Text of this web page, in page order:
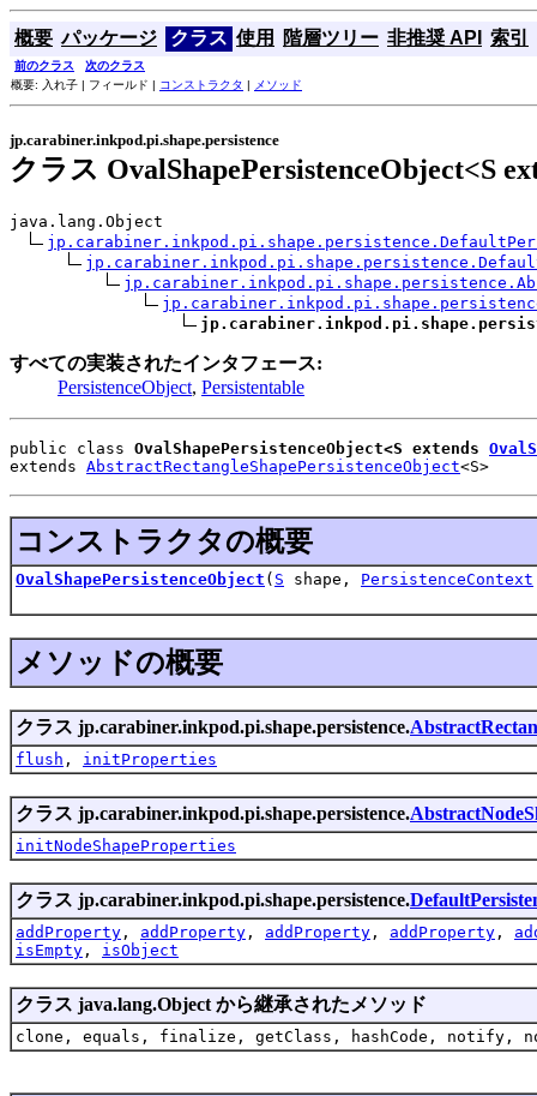
概要 パッケージ クラス 使用 階層ツリー 非推奨 API 索引
前のクラス
次のクラス
概要: 入れ子 | フィールド | コンストラクタ | メソッド
jp.carabiner.inkpod.pi.shape.persistence
クラス OvalShapePersistenceObject<S
java.lang.Object
すべての実装されたインタフェース:
PersistenceObject, Persistentable
public class OvalShapePersistenceObject<S extends
extends AbstractRectangleShapePersistenceObject<S>
コンストラクタの概要
OvalShapePersistenceObject ( S shape, PersistenceContext
メソッドの概要
クラス jp.carabiner.inkpod.pi.shape.persistence.
flush , initProperties
クラス jp.carabiner.inkpod.pi.shape.persistence.
initNodeShapeProperties
クラス jp.carabiner.inkpod.pi.shape.persistence.
addProperty , addProperty , addProperty , addProperty ,
isEmpty , isObject
クラス java.lang.Object から継承されたメソッド
clone, equals, finalize, getClass, hashCode,